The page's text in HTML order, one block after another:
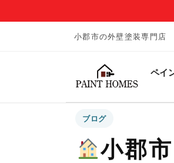
小郡市の外壁塗装専門店
ペイ
ブログ
小郡